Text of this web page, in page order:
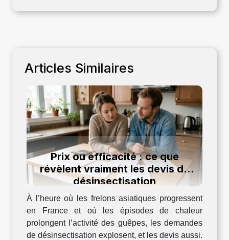
Articles Similaires
Prix ou efficacité : ce que
révèlent vraiment les devis de
désinsectisation
À l’heure où les frelons asiatiques progressent
en France et où les épisodes de chaleur
prolongent l’activité des guêpes, les demandes
de désinsectisation explosent, et les devis aussi.